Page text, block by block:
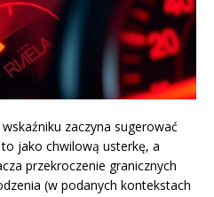
zaczyna sugerować
jako chwilową usterkę, a
przekroczenie granicznych
(w podanych kontekstach